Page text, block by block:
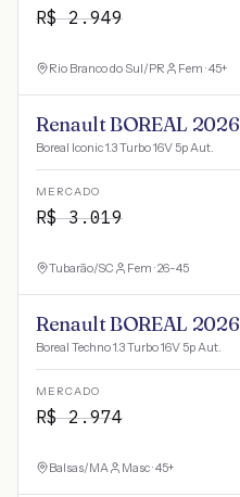
R$2.949
Rio Branco do Sul/PR Fem · 45+
Renault BOREAL 2026
Boreal Iconic 1.3 Turbo 16V 5p Aut.
MERCADO
R$3.019
Tubarão/SC Fem · 26-45
Renault BOREAL 2026
Boreal Techno 1.3 Turbo 16V 5p Aut.
MERCADO
R$2.974
Balsas/MA Masc · 45+